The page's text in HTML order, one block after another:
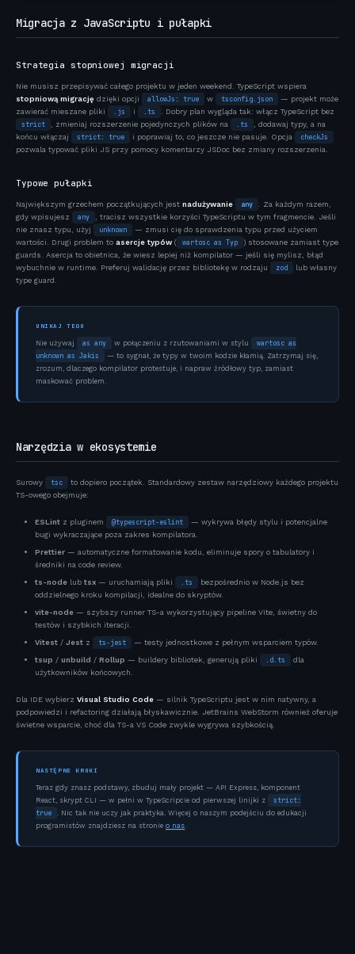
Migracja z JavaScriptu i pułapki
Strategia stopniowej migracji
Nie musisz przepisywać całego projektu w jeden weekend. TypeScript wspiera
stopniową migrację dzięki opcji allowJs: true w tsconfig.json
— projekt może
zawierać mieszane pliki
.js i .ts . Dobry plan wygląda tak: włącz TypeScript bez
strict , zmieniaj rozszerzenie pojedynczych plików na .ts
, dodawaj typy, a na
końcu włączaj
strict: true i poprawiaj to, co jeszcze nie pasuje. Opcja checkJs
pozwala typować pliki JS przy pomocy komentarzy JSDoc bez zmiany rozszerzenia.
Typowe pułapki
Największym grzechem początkujących jest nadużywanie any
. Za każdym razem,
gdy wpisujesz
any
, tracisz wszystkie korzyści TypeScriptu w tym fragmencie. Jeśli
nie znasz typu, użyj
unknown
— zmusi cię do sprawdzenia typu przed użyciem
wartości. Drugi problem to asercje typów ( wartosc as Typ
) stosowane zamiast type
guards. Asercja to obietnica, że wiesz lepiej niż kompilator — jeśli się mylisz, błąd
wybuchnie w runtime. Preferuj walidację przez bibliotekę w rodzaju
zod
lub własny
type guard.
UNIKAJ TEGO
Nie używaj as any w połączeniu z rzutowaniami w stylu
wartosc as
unknown as Jakis
— to sygnał, że typy w twoim kodzie kłamią. Zatrzymaj się,
zrozum, dlaczego kompilator protestuje, i napraw źródłowy typ, zamiast
maskować problem.
Narzędzia w ekosystemie
Surowy tsc
to dopiero początek. Standardowy zestaw narzędziowy każdego projektu
TS-owego obejmuje:
ESLint z pluginem @typescript-eslint
— wykrywa błędy stylu i potencjalne
bugi wykraczające poza zakres kompilatora.
Prettier — automatyczne formatowanie kodu, eliminuje spory o tabulatory i
średniki na code review.
ts-node lub tsx — uruchamiają pliki .ts
bezpośrednio w Node.js bez
oddzielnego kroku kompilacji, idealne do skryptów.
vite-node — szybszy runner TS-a wykorzystujący pipeline Vite, świetny do
testów i szybkich iteracji.
Vitest / Jest z ts-jest
— testy jednostkowe z pełnym wsparciem typów.
tsup / unbuild / Rollup — buildery bibliotek, generują pliki .d.ts
dla
użytkowników końcowych.
Dla IDE wybierz Visual Studio Code — silnik TypeScriptu jest w nim natywny, a
podpowiedzi i refactoring działają błyskawicznie. JetBrains WebStorm również oferuje
świetne wsparcie, choć dla TS-a VS Code zwykle wygrywa szybkością.
NASTĘPNE KROKI
Teraz gdy znasz podstawy, zbuduj mały projekt — API Express, komponent
React, skrypt CLI — w pełni w TypeScripcie od pierwszej linijki z
strict:
true
. Nic tak nie uczy jak praktyka. Więcej o naszym podejściu do edukacji
programistów znajdziesz na stronie o nas.